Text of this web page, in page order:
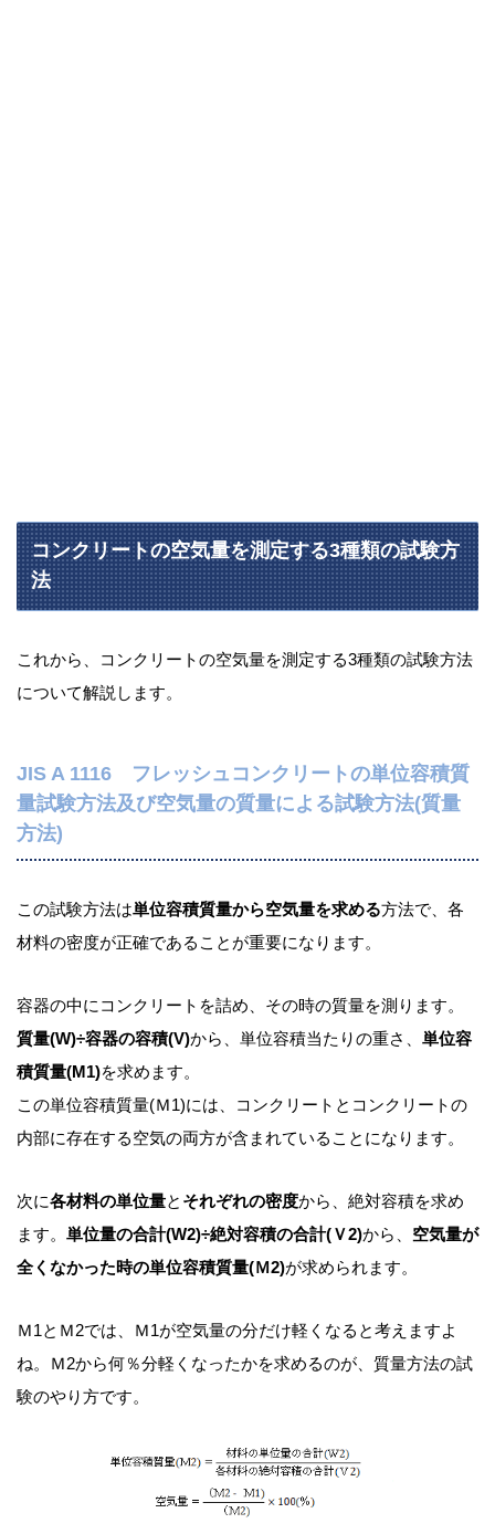
コンクリートの空気量を測定する3種類の試験方
法
これから、コンクリートの空気量を測定する3種類の試験方法
について解説します。
JIS A 1116 フレッシュコンクリートの単位容積質
量試験方法及び空気量の質量による試験方法(質量
方法)
この試験方法は単位容積質量から空気量を求める方法で、各
材料の密度が正確であることが重要になります。
容器の中にコンクリートを詰め、その時の質量を測ります。
質量(W)÷容器の容積(V)から、単位容積当たりの重さ、 単位容
積質量(M1)を求めます。
この単位容積質量(Ｍ1)には、コンクリートとコンクリートの
内部に存在する空気の両方が含まれていることになります。
次に各材料の単位量と それぞれの密度から、絶対容積を求め
ます。 単位量の合計(W2)÷絶対容積の合計(Ｖ2)から、 空気量が
全くなかった時の単位容積質量(Ｍ2)が求められます。
Ｍ1とＭ2では、Ｍ1が空気量の分だけ軽くなると考えますよ
ね。Ｍ2から何％分軽くなったかを求めるのが、質量方法の試
験のやり方です。